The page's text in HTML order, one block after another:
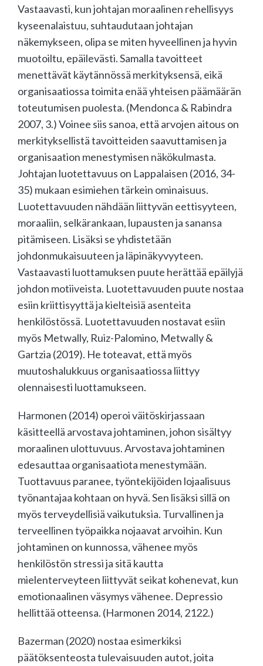
Vastaavasti, kun johtajan moraalinen rehellisyys
kyseenalaistuu, suhtaudutaan johtajan
näkemykseen, olipa se miten hyveellinen ja hyvin
muotoiltu, epäilevästi. Samalla tavoitteet
menettävät käytännössä merkityksensä, eikä
organisaatiossa toimita enää yhteisen päämäärän
toteutumisen puolesta. (Mendonca & Rabindra
2007, 3.) Voinee siis sanoa, että arvojen aitous on
merkityksellistä tavoitteiden saavuttamisen ja
organisaation menestymisen näkökulmasta.
Johtajan luotettavuus on Lappalaisen (2016, 34­
35) mukaan esimiehen tärkein ominaisuus.
Luotettavuuden nähdään liittyvän eettisyyteen,
moraaliin, selkärankaan, lupausten ja sanansa
pitämiseen. Lisäksi se yhdistetään
johdonmukaisuuteen ja läpinäkyvyyteen.
Vastaavasti luottamuksen puute herättää epäilyjä
johdon motiiveista. Luotettavuuden puute nostaa
esiin kriittisyyttä ja kielteisiä asenteita
henkilöstössä. Luotettavuuden nostavat esiin
myös Metwally, Ruiz-Palomino, Metwally &
Gartzia (2019). He toteavat, että myös
muutoshalukkuus organisaatiossa liittyy
olennaisesti luottamukseen.
Harmonen (2014) operoi väitöskirjassaan
käsitteellä arvostava johtaminen, johon sisältyy
moraalinen ulottuvuus. Arvostava johtaminen
edesauttaa organisaatiota menestymään.
Tuottavuus paranee, työntekijöiden lojaalisuus
työnantajaa kohtaan on hyvä. Sen lisäksi sillä on
myös terveydellisiä vaikutuksia. Turvallinen ja
terveellinen työpaikka nojaavat arvoihin. Kun
johtaminen on kunnossa, vähenee myös
henkilöstön stressi ja sitä kautta
mielenterveyteen liittyvät seikat kohenevat, kun
emotionaalinen väsymys vähenee. Depressio
hellittää otteensa. (Harmonen 2014, 21­22.)
Bazerman (2020) nostaa esimerkiksi
päätöksenteosta tulevaisuuden autot, joita